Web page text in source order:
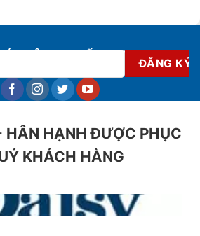
NHẬN KHUYẾN MẠI
HẠNH ĐƯỢC PHỤC
KHÁCH HÀNG